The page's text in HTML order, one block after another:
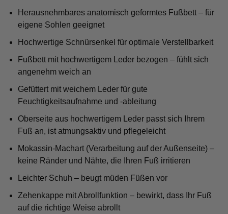
Herausnehmbares anatomisch geformtes Fußbett – für
eigene Sohlen geeignet
Hochwertige Schnürsenkel für optimale Verstellbarkeit
Fußbett mit hochwertigem Leder bezogen – fühlt sich
angenehm weich an
Gefüttert mit weichem Leder für gute
Feuchtigkeitsaufnahme und -ableitung
Oberseite aus hochwertigem Leder passt sich Ihrem
Fuß an, ist atmungsaktiv und pflegeleicht
Mokassin-Machart (Verarbeitung auf der Außenseite) –
keine Ränder und Nähte, die Ihren Fuß irritieren
Leichter Schuh – beugt müden Füßen vor
Zehenkappe mit Abrollfunktion – bewirkt, dass Ihr Fuß
auf die richtige Weise abrollt